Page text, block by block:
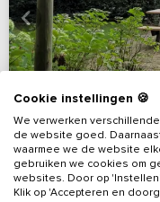
Cookie instellingen 🍪
We verwerken
de website goed.
waarmee we de website
gebruiken we cookies om
websites. Door op
Klik op 'Accepteren en